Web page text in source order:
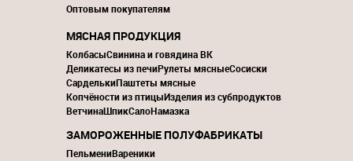
Оптовым покупателям
МЯСНАЯ ПРОДУКЦИЯ
КолбасыСвинина и говядина ВК
Деликатесы из печиРулеты мясныеСосиски
СарделькиПаштеты мясные
Копчёности из птицыИзделия из субпродуктов
ВетчинаШпикСалоНамазка
ЗАМОРОЖЕННЫЕ ПОЛУФАБРИКАТЫ
ПельмениВареники